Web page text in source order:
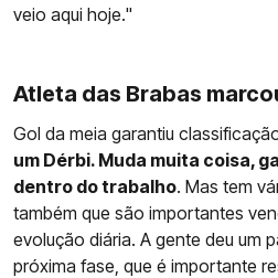
veio aqui hoje."
Atleta das Brabas
Gol da meia garantiu
um Dérbi. Muda muita coisa,
dentro do trabalho. Mas tem
também que são importantes
evolução diária. A gente deu um
próxima fase, que é importante